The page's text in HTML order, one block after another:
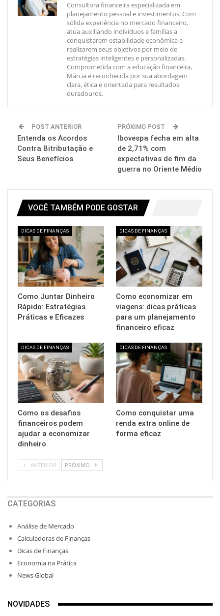
Consultora financeira especializada em
planejamento pessoal e investimentos. Com
sólida experiência no mercado financeiro,
atua auxiliando indivíduos e famílias a
conquistarem estabilidade econômica e
realizarem seus objetivos por meio de
estratégias inteligentes e personalizadas.
Comprometida com a educação financeira,
Márcia é reconhecida por sua abordagem
clara, ética e orientada para resultados
duradouros.
POST ANTERIOR
Entenda os Acordos
Contra Bitributação e
Seus Benefícios
PRÓXIMO POST
Ibovespa fecha em alta
de 2,71% com
expectativas de fim da
guerra no Oriente Médio
VOCÊ TAMBÉM PODE GOSTAR
DICAS DE FINANÇAS
Como Juntar Dinheiro
Rápido: Estratégias
Práticas e Eficazes
DICAS DE FINANÇAS
Como economizar em
viagens: dicas práticas
para um planejamento
financeiro eficaz
DICAS DE FINANÇAS
Como os desafios
financeiros podem
ajudar a economizar
dinheiro
DICAS DE FINANÇAS
Como conquistar uma
renda extra online de
forma eficaz
ANTERIOR PRÓXIMO
CATEGORIAS
Análise de Mercado
Calculadoras de Finanças
Dicas de Finanças
Economia na Prática
News Global
NOVIDADES